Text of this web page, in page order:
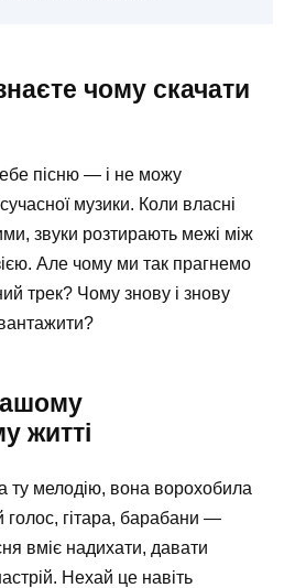
чому скачати
пісню — і не можу
музики. Коли власні
звуки розтирають межі між
Але чому ми так прагнемо
трек? Чому знову і знову
житті
ту мелодію, вона ворохобила
голос, гітара, барабани —
вміє надихати, давати
Нехай це навіть